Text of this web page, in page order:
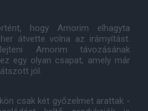
hogy Amorim elhagyta
átvette volna az irámyítást.
Amorim távozásának
egy olyan csapat, amely már
jól.
csak két győzelmet arattak -